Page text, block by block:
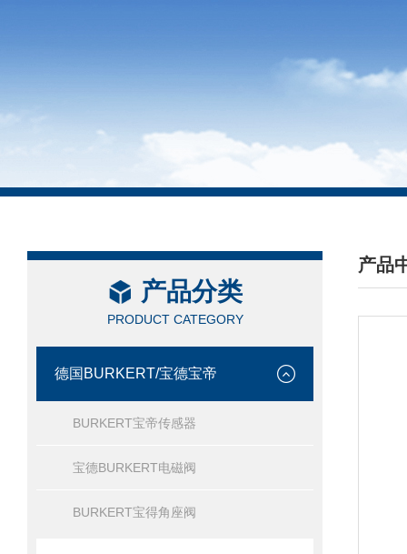
产品分类
PRODUCT CATEGORY
德国BURKERT/宝德宝帝
BURKERT宝帝传感器
宝德BURKERT电磁阀
BURKERT宝得角座阀
产品
/